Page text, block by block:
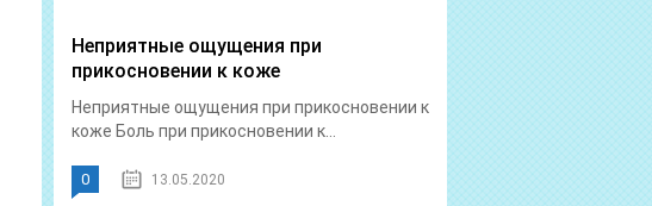
Неприятные ощущения при
прикосновении к коже
Неприятные ощущения при прикосновении к
коже Боль при прикосновении к...
0 13.05.2020